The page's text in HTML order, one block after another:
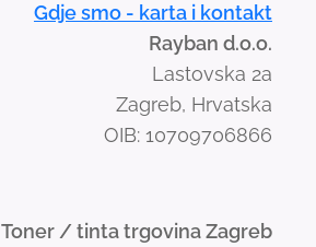
Gdje smo - karta i kontakt
Rayban d.o.o.
Lastovska 2a
Zagreb, Hrvatska
OIB: 10709706866
Toner / tinta trgovina Zagreb